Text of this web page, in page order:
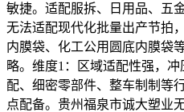
敏捷。适配服拆、日用品、五
无法适配现代化批量出产节拍
内膜袋、化工公用圆底内膜袋
略。维度1：区域适配性强，
配、细密零部件、整车制制等
点配备。贵州福泉市诚大塑业